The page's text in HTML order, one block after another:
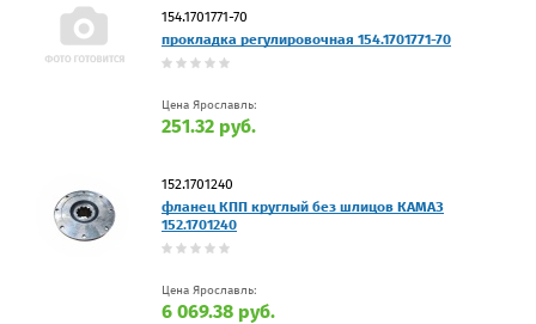
154.1701771-70
прокладка регулировочная 154.1701771-70
Цена Ярославль:
251.32 руб.
152.1701240
фланец КПП круглый без шлицов КАМАЗ
152.1701240
Цена Ярославль:
6 069.38 руб.